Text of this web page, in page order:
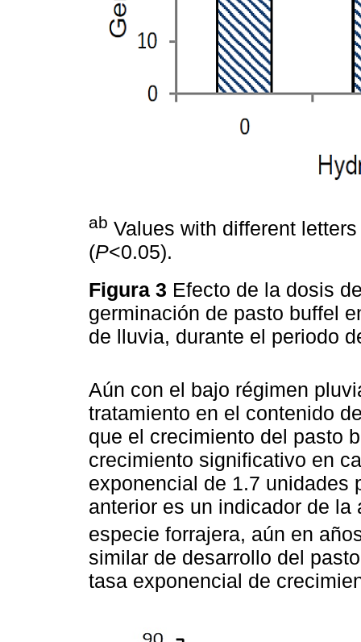
ab Values with different
(P<0.05).
Figura 3 Efecto de la dosis
germinación de pasto buffel
de lluvia, durante el periodo
Aún con el bajo régimen
tratamiento en el contenido
que el crecimiento del pasto
crecimiento significativo en
exponencial de 1.7 unidades
anterior es un indicador de
especie forrajera, aún en
similar de desarrollo del
tasa exponencial de